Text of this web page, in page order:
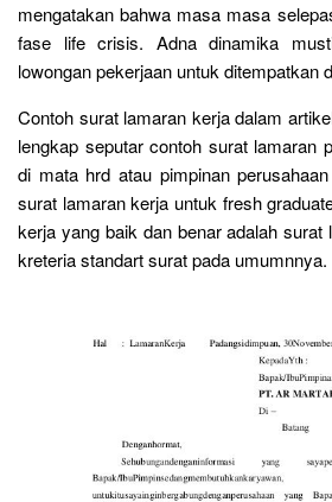
mengatakan bahwa masa masa
fase life crisis. Adna dinamika
lowongan pekerjaan untuk ditempatkan
Contoh surat lamaran kerja dalam
lengkap seputar contoh surat lamaran
di mata hrd atau pimpinan
surat lamaran kerja untuk fresh
kerja yang baik dan benar adalah
kreteria standart surat pada umumnnya.